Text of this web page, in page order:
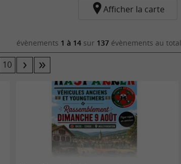
Afficher la carte
évènements 1 à 14 sur 137 évènements au total
10